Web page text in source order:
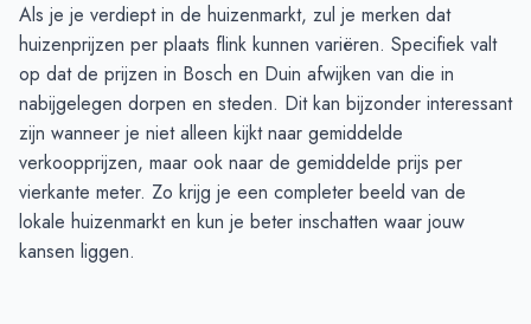
Als je je verdiept in de huizenmarkt, zul je merken dat
huizenprijzen per plaats flink kunnen variëren. Specifiek valt
op dat de prijzen in Bosch en Duin afwijken van die in
nabijgelegen dorpen en steden. Dit kan bijzonder interessant
zijn wanneer je niet alleen kijkt naar gemiddelde
verkoopprijzen, maar ook naar de gemiddelde prijs per
vierkante meter. Zo krijg je een completer beeld van de
lokale huizenmarkt en kun je beter inschatten waar jouw
kansen liggen.